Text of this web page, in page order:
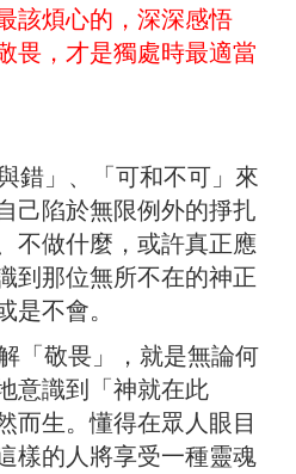
該煩心的，深深感悟
畏，才是獨處時最適當
」、「可和不可」來
己陷於無限例外的掙扎
不做什麼，或許真正應
到那位無所不在的神正
是不會。
敬畏」，就是無論何
意識到「神就在此
而生。懂得在眾人眼目
樣的人將享受一種靈魂